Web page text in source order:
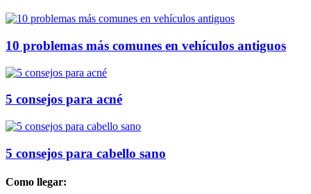
10 problemas más comunes en vehículos antiguos
5 consejos para acné
5 consejos para cabello sano
Como llegar: